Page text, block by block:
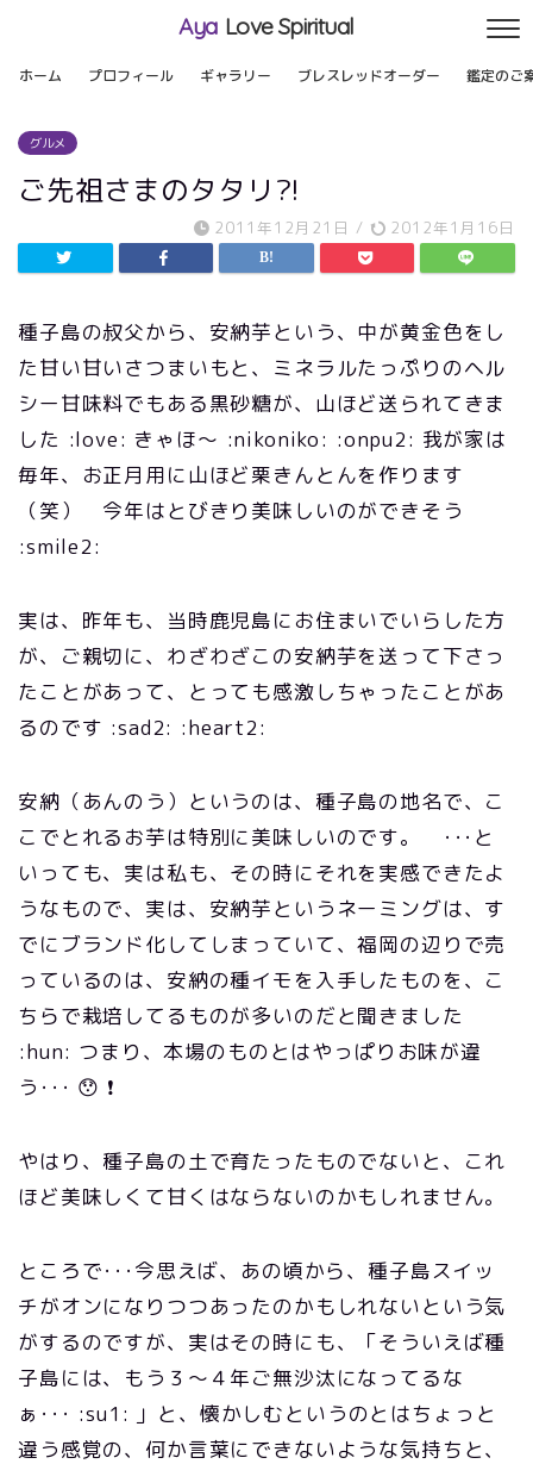
Aya Love Spiritual
ホーム プロフィール ギャラリー ブレスレッドオーダー 鑑定のご
グルメ
ご先祖さまのタタリ?!
2011年12月21日 / 2012年1月16日
種子島の叔父から、安納芋という、中が黄金色をし
た甘い甘いさつまいもと、ミネラルたっぷりのヘル
シー甘味料でもある黒砂糖が、山ほど送られてきま
した :love: きゃほ～ :nikoniko: :onpu2: 我が家は
毎年、お正月用に山ほど栗きんとんを作ります
（笑） 今年はとびきり美味しいのができそう
:smile2:
実は、昨年も、当時鹿児島にお住まいでいらした方
が、ご親切に、わざわざこの安納芋を送って下さっ
たことがあって、とっても感激しちゃったことがあ
るのです :sad2: :heart2:
安納（あんのう）というのは、種子島の地名で、こ
こでとれるお芋は特別に美味しいのです。 ･･･と
いっても、実は私も、その時にそれを実感できたよ
うなもので、実は、安納芋というネーミングは、す
でにブランド化してしまっていて、福岡の辺りで売
っているのは、安納の種イモを入手したものを、こ
ちらで栽培してるものが多いのだと聞きました
:hun: つまり、本場のものとはやっぱりお味が違
う･･･ 😯 ❗
やはり、種子島の土で育たったものでないと、これ
ほど美味しくて甘くはならないのかもしれません。
ところで･･･今思えば、あの頃から、種子島スイッ
チがオンになりつつあったのかもしれないという気
がするのですが、実はその時にも、「そういえば種
子島には、もう３～４年ご無沙汰になってるな
ぁ･･･ :su1: 」と、懐かしむというのとはちょっと
違う感覚の、何か言葉にできないような気持ちと、